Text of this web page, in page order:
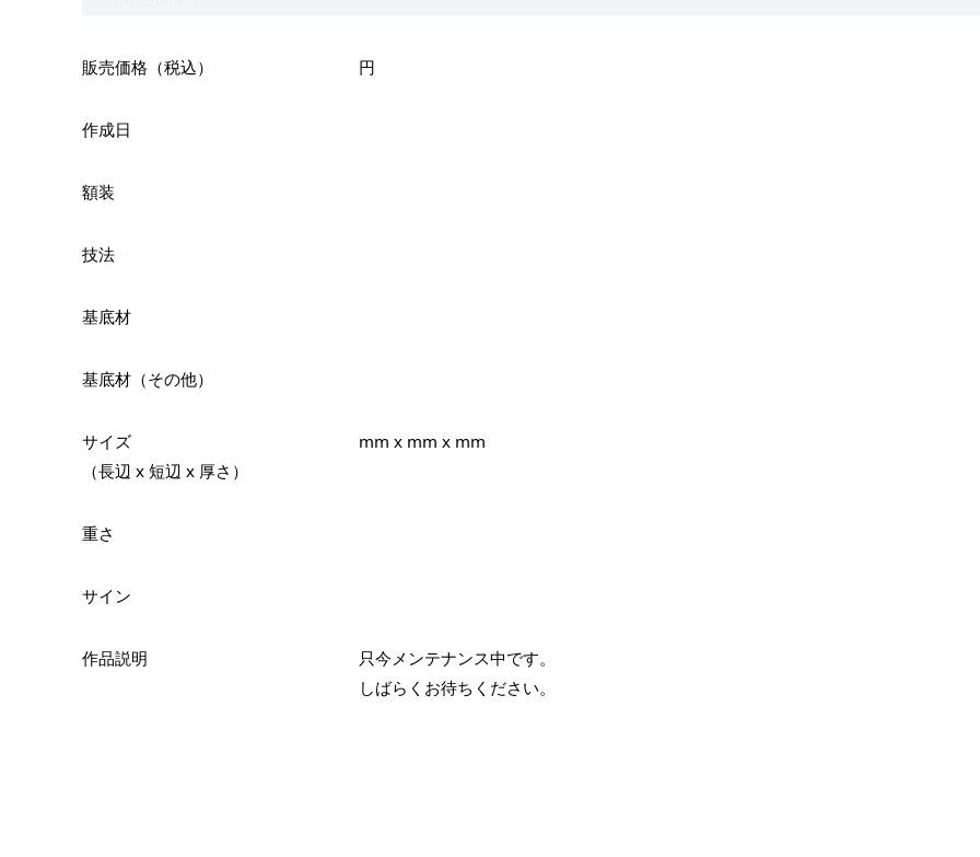
販売価格（税込） 円
作成日
額装
技法
基底材
基底材（その他）
サイズ
（長辺 x 短辺 x 厚さ）
mm x mm x mm
重さ
サイン
作品説明
只今メンテナンス中です。
しばらくお待ちください。